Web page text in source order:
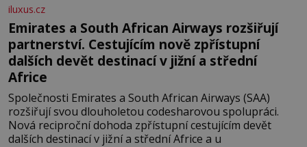
iluxus.cz
Emirates a South African Airways rozšiřují
partnerství. Cestujícím nově zpřístupní
dalších devět destinací v jižní a střední
Africe
Společnosti Emirates a South African Airways (SAA)
rozšiřují svou dlouholetou codesharovou spolupráci.
Nová reciproční dohoda zpřístupní cestujícím devět
dalších destinací v jižní a střední Africe a u